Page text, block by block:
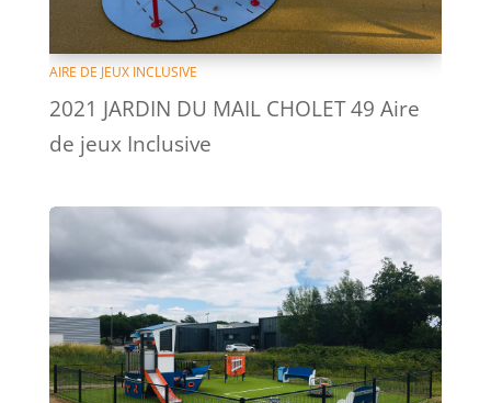
AIRE DE JEUX INCLUSIVE
2021 JARDIN DU MAIL CHOLET 49 Aire
de jeux Inclusive